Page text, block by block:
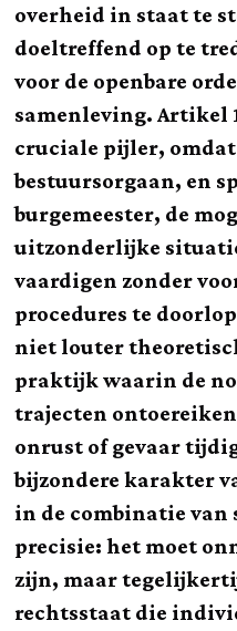
overheid in staat te
doeltreffend op te
voor de openbare
samenleving. Artikel
cruciale pijler,
bestuursorgaan, en
burgemeester, de
uitzonderlijke
vaardigen zonder
procedures te
niet louter
praktijk waarin de
trajecten
onrust of gevaar
bijzondere karakter
in de combinatie
precisie: het moet
zijn, maar
rechtsstaat die